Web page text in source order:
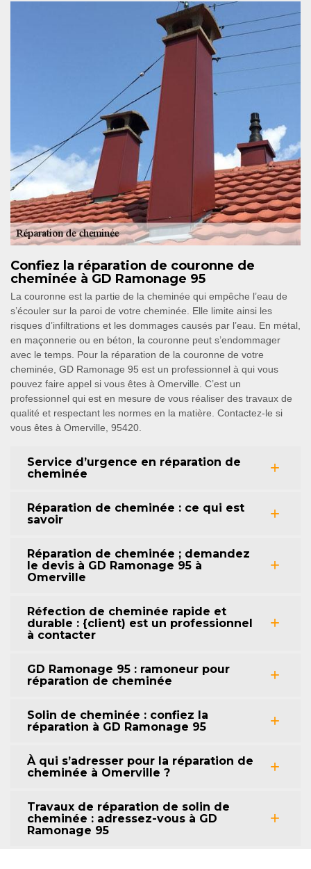
Confiez la réparation de couronne de
cheminée à GD Ramonage 95
La couronne est la partie de la cheminée qui empêche l’eau de
s’écouler sur la paroi de votre cheminée. Elle limite ainsi les
risques d’infiltrations et les dommages causés par l’eau. En métal,
en maçonnerie ou en béton, la couronne peut s’endommager
avec le temps. Pour la réparation de la couronne de votre
cheminée, GD Ramonage 95 est un professionnel à qui vous
pouvez faire appel si vous êtes à Omerville. C’est un
professionnel qui est en mesure de vous réaliser des travaux de
qualité et respectant les normes en la matière. Contactez-le si
vous êtes à Omerville, 95420.
Service d’urgence en réparation de
cheminée
Réparation de cheminée : ce qui est
savoir
Réparation de cheminée ; demandez
le devis à GD Ramonage 95 à
Omerville
Réfection de cheminée rapide et
durable : {client) est un professionnel
à contacter
GD Ramonage 95 : ramoneur pour
réparation de cheminée
Solin de cheminée : confiez la
réparation à GD Ramonage 95
À qui s’adresser pour la réparation de
cheminée à Omerville ?
Travaux de réparation de solin de
cheminée : adressez-vous à GD
Ramonage 95